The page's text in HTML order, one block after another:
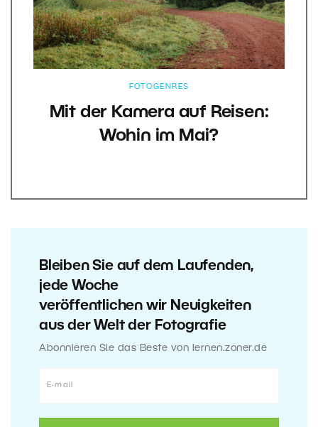
FOTOGENRES
Mit der Kamera auf Reisen:
Wohin im Mai?
Bleiben Sie auf dem Laufenden,
jede Woche
veröffentlichen wir Neuigkeiten
aus der Welt der Fotografie
Abonnieren Sie das Beste von lernen.zoner.de